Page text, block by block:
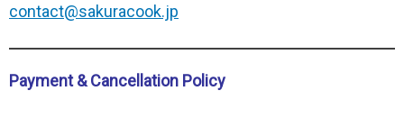
contact@sakuracook.jp
Payment & Cancellation Policy